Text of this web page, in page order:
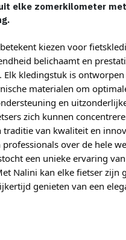
elke zomerkilometer
kiezen voor
belichaamt en
Elk kledingstuk is
materialen om
en
zich kunnen
traditie van kwaliteit en
over de hele
een unieke ervaring
Nalini kan elke fietser zijn
genieten van een